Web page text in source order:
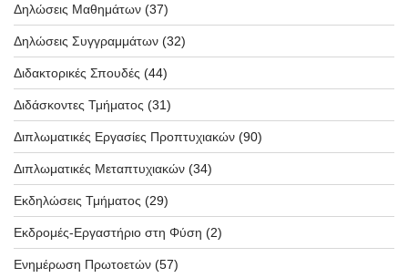
Δηλώσεις Μαθημάτων (37)
Δηλώσεις Συγγραμμάτων (32)
Διδακτορικές Σπουδές (44)
Διδάσκοντες Τμήματος (31)
Διπλωματικές Εργασίες Προπτυχιακών (90)
Διπλωματικές Μεταπτυχιακών (34)
Εκδηλώσεις Τμήματος (29)
Εκδρομές-Εργαστήριο στη Φύση (2)
Ενημέρωση Πρωτοετών (57)